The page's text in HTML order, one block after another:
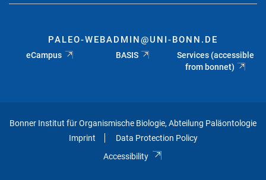
PALEO-WEBADMIN@UNI-BONN.DE
eCampus BASIS
Services (accessible
from bonnet)
Bonner Institut für Organismische Biologie, Abteilung Paläontologie
Imprint
Data Protection Policy
Accessibility